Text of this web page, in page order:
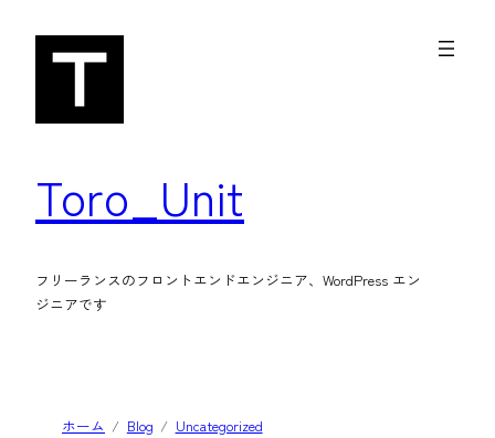
Toro_Unit
フリーランスのフロントエンドエンジニア、WordPress エン
ジニアです
ホーム Blog Uncategorized